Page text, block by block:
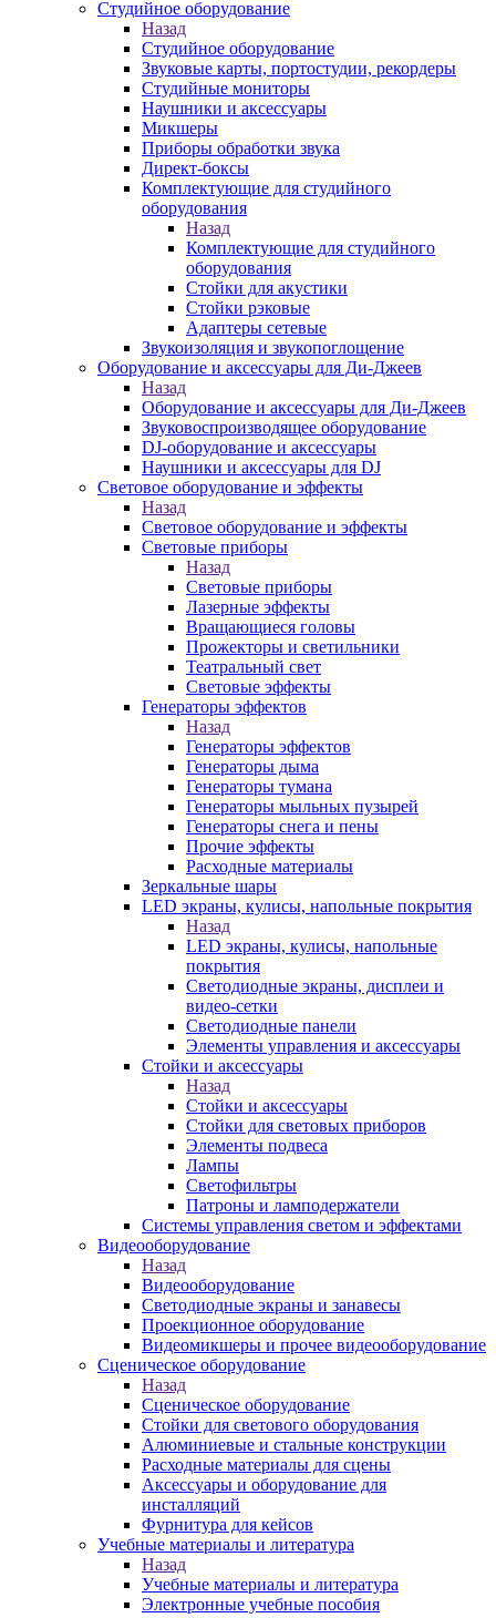
Студийное оборудование
Назад
Студийное оборудование
Звуковые карты, портостудии, рекордеры
Студийные мониторы
Наушники и аксессуары
Микшеры
Приборы обработки звука
Директ-боксы
Комплектующие для студийного
оборудования
Назад
Комплектующие для студийного
оборудования
Стойки для акустики
Стойки рэковые
Адаптеры сетевые
Звукоизоляция и звукопоглощение
Оборудование и аксессуары для Ди-Джеев
Назад
Оборудование и аксессуары для Ди-Джеев
Звуковоспроизводящее оборудование
DJ-оборудование и аксессуары
Наушники и аксессуары для DJ
Световое оборудование и эффекты
Назад
Световое оборудование и эффекты
Световые приборы
Назад
Световые приборы
Лазерные эффекты
Вращающиеся головы
Прожекторы и светильники
Театральный свет
Световые эффекты
Генераторы эффектов
Назад
Генераторы эффектов
Генераторы дыма
Генераторы тумана
Генераторы мыльных пузырей
Генераторы снега и пены
Прочие эффекты
Расходные материалы
Зеркальные шары
LED экраны, кулисы, напольные покрытия
Назад
LED экраны, кулисы, напольные
покрытия
Светодиодные экраны, дисплеи и
видео-сетки
Светодиодные панели
Элементы управления и аксессуары
Стойки и аксессуары
Назад
Стойки и аксессуары
Стойки для световых приборов
Элементы подвеса
Лампы
Светофильтры
Патроны и ламподержатели
Системы управления светом и эффектами
Видеооборудование
Назад
Видеооборудование
Светодиодные экраны и занавесы
Проекционное оборудование
Видеомикшеры и прочее видеооборудование
Сценическое оборудование
Назад
Сценическое оборудование
Стойки для светового оборудования
Алюминиевые и стальные конструкции
Расходные материалы для сцены
Аксессуары и оборудование для
инсталляций
Фурнитура для кейсов
Учебные материалы и литература
Назад
Учебные материалы и литература
Электронные учебные пособия